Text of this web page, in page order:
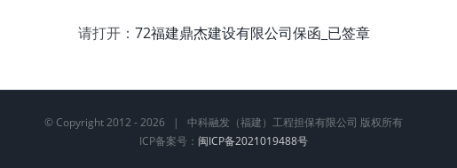
请打开： 72福建鼎杰建设有限公司保函_已签章
© Copyright 2012 -2026 | 中科融发（福建）工程担保有限公司 版权所有
ICP备案号： 闽ICP备2021019488号